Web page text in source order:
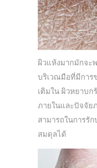
ผิวแห้งมากมักจะ
บริเวณมือที่มีการ
เติมใน ผิวหยาบ
ภายในและปัจจัย
สามารถในการรั
สมดุลได้